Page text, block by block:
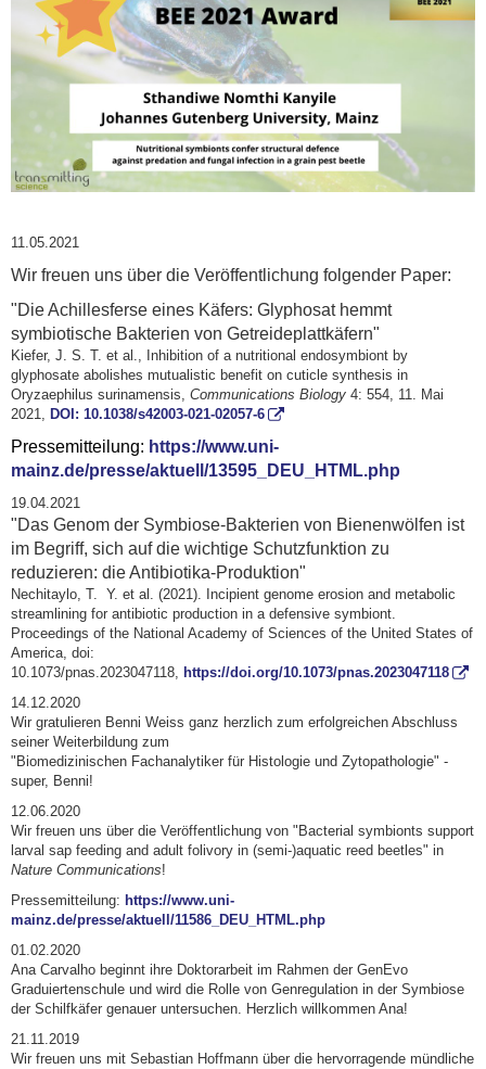
11.05.2021
Wir freuen uns über die Veröffentlichung folgender Paper:
"Die Achillesferse eines Käfers: Glyphosat hemmt
symbiotische Bakterien von Getreideplattkäfern"
Kiefer, J. S. T. et al., Inhibition of a nutritional endosymbiont by
glyphosate abolishes mutualistic benefit on cuticle synthesis in
Oryzaephilus surinamensis, Communications Biology 4: 554, 11. Mai
2021, DOI: 10.1038/s42003-021-02057-6
Pressemitteilung: https://www.uni-
mainz.de/presse/aktuell/13595_DEU_HTML.php
19.04.2021
"Das Genom der Symbiose-Bakterien von Bienenwölfen ist
im Begriff, sich auf die wichtige Schutzfunktion zu
reduzieren: die Antibiotika-Produktion"
Nechitaylo, T. Y. et al. (2021). Incipient genome erosion and metabolic
streamlining for antibiotic production in a defensive symbiont.
Proceedings of the National Academy of Sciences of the United States of
America, doi:
10.1073/pnas.2023047118, https://doi.org/10.1073/pnas.2023047118
14.12.2020
Wir gratulieren Benni Weiss ganz herzlich zum erfolgreichen Abschluss
seiner Weiterbildung zum
"Biomedizinischen Fachanalytiker für Histologie und Zytopathologie" -
super, Benni!
12.06.2020
Wir freuen uns über die Veröffentlichung von "Bacterial symbionts support
larval sap feeding and adult folivory in (semi-)aquatic reed beetles" in
Nature Communications!
Pressemitteilung: https://www.uni-
mainz.de/presse/aktuell/11586_DEU_HTML.php
01.02.2020
Ana Carvalho beginnt ihre Doktorarbeit im Rahmen der GenEvo
Graduiertenschule und wird die Rolle von Genregulation in der Symbiose
der Schilfkäfer genauer untersuchen. Herzlich willkommen Ana!
21.11.2019
Wir freuen uns mit Sebastian Hoffmann über die hervorragende mündliche